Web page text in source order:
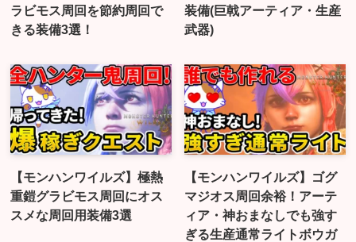
ラビモス周回を節約周回で
きる装備3選！
装備(巨戟アーティア・生産
武器)
【モンハンワイルズ】極熱
重鎧グラビモス周回にオス
スメな周回用装備3選
【モンハンワイルズ】ゴグ
マジオス周回余裕！アーテ
ィア・神おまなしでも強す
ぎる生産通常ライトボウガ